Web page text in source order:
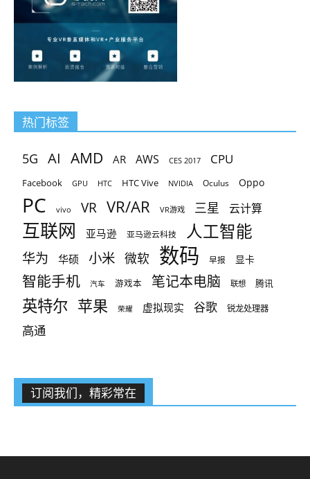
热门标签
5G AI AMD AR AWS CES 2017 CPU
Facebook GPU HTC HTC Vive NVIDIA Oculus Oppo
PC vivo VR VR/AR VR游戏 三星 云计算
互联网 亚马逊 亚马逊云科技 人工智能
华为 华硕 小米 微软 数码 早报 显卡
智能手机 汽车 游戏本 笔记本电脑 联想 腾讯
英特尔 苹果 荣耀 虚拟现实 谷歌 锐龙处理器
高通
订阅我们，精彩常在